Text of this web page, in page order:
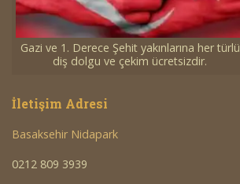
Gazi ve 1. Derece Şehit yakınlarına her türlü
diş dolgu ve çekim ücretsizdir.
İletişim Adresi
Basaksehir Nidapark
0212 809 3939